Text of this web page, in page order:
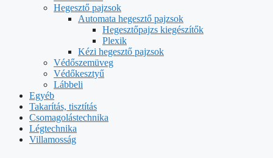
Hegesztő pajzsok
Automata hegesztő pajzsok
Hegesztőpajzs kiegészítők
Plexik
Kézi hegesztő pajzsok
Védőszemüveg
Védőkesztyű
Lábbeli
Egyéb
Takarítás, tisztítás
Csomagolástechnika
Légtechnika
Villamosság